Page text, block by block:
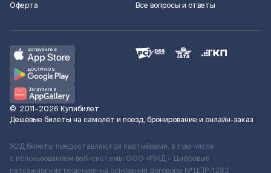
Оферта
Все вопросы и ответы
© 2011–2026 Купибилет
Дешёвые билеты на самолёт и поезд, бронирование и онлайн-заказ
Ж/Д билеты предоставляются партнёрами, в том числе
с использованием веб-системы ООО «РЖД – Цифровые
пассажирские решения» на основании договора № ЦПР-1282